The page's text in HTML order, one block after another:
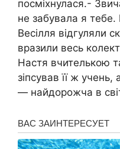
посміхнулася.-
не забувала я
Весілля відгуляли
вразили весь
Настя вчителькою
зіпсував її ж учень,
— найдорожча в